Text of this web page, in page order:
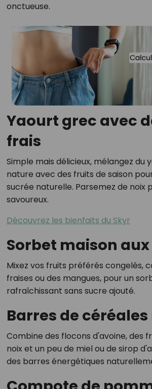
onctueuse.
Yaourt grec avec
frais
Simple mais délicieux, mélangez du
nature avec des fruits de saison
sucrée naturelle. Parsemez de noix
savoureux.
Découvrez les bienfaits du Skyr
Sorbet maison
Mixez vos fruits préférés congelés,
fraises ou des mangues, pour un
rafraîchissant sans sucre ajouté.
Barres de
Combine des flocons d'avoine, des
noix et un peu de miel ou de sirop
des barres énergétiques